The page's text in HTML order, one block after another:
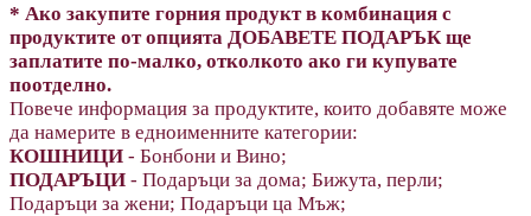
* Ако закупите горния продукт в комбинация с
продуктите от опцията ДОБАВЕТЕ ПОДАРЪК ще
заплатите по-малко, отколкото ако ги купувате
поотделно.
Повече информация за продуктите, които добавяте може
да намерите в едноименните категории:
КОШНИЦИ - Бонбони и Вино;
ПОДАРЪЦИ - Подаръци за дома; Бижута, перли;
Подаръци за жени; Подаръци ца Мъж;